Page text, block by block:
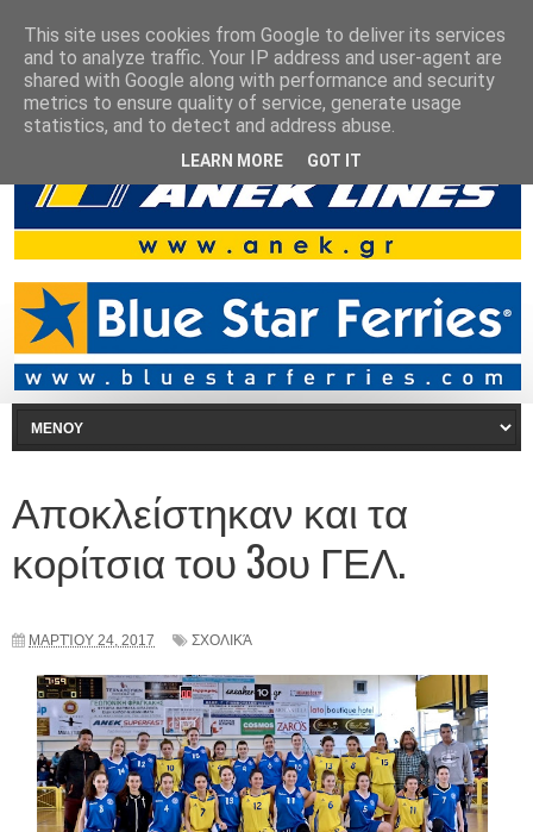
Αποκλείστηκαν και τα
κορίτσια του 3ου ΓΕΛ.
ΜΑΡΤΊΟΥ 24, 2017 ΣΧΟΛΙΚΆ
This site uses cookies from Google to deliver its services
and to analyze traffic. Your IP address and user-agent are
shared with Google along with performance and security
metrics to ensure quality of service, generate usage
statistics, and to detect and address abuse.
LEARN MORE GOT IT